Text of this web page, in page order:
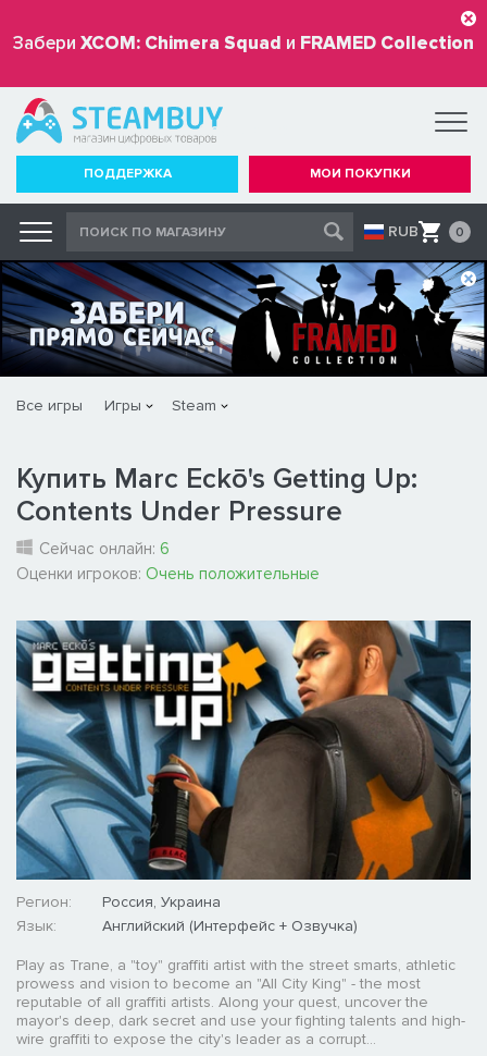
Забери XCOM: Chimera Squad и FRAMED Collection
бесплатно
ПОДДЕРЖКА МОИ ПОКУПКИ
RUB 0
Все игры Игры Steam
Купить Marc Eckō's Getting Up:
Contents Under Pressure
Сейчас онлайн: 6
Оценки игроков: Очень положительные
Регион:
Россия, Украина
Язык:
Английский (Интерфейс + Озвучка)
Play as Trane, a "toy" graffiti artist with the street smarts, athletic
prowess and vision to become an "All City King" - the most
reputable of all graffiti artists. Along your quest, uncover the
mayor's deep, dark secret and use your fighting talents and high-
wire graffiti to expose the city's leader as a corrupt...